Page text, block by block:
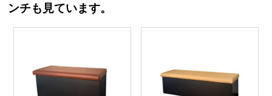
ンチも見ています。